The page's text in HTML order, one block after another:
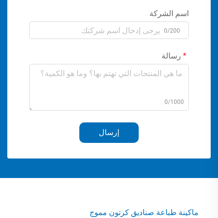
اسم الشركة
0/200
رسالة
0/1000
إرسال
ماكينة طباعة صناديق كرتون مموج